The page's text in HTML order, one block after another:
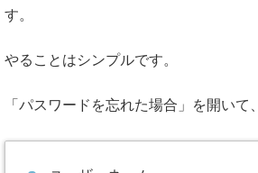
す。
やることはシンプルです。
「パスワードを忘れた場合」を開いて、